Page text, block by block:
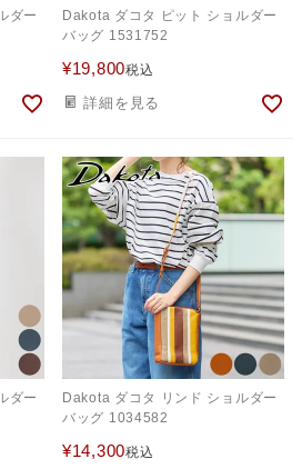
ダー
Dakota ダコタ ピット ショルダー
バッグ 1531752
¥19,800税込
詳細を見る
ダー
Dakota ダコタ リンド ショルダー
バッグ 1034582
¥14,300税込